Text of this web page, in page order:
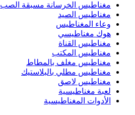
مغناطيس الخرسانة مسبقة الصب
مغناطيس الصيد
وعاء المغناطيس
هوك مغناطيسي
مغناطيس القناة
مغناطيس المكتب
مغناطيس مغلف بالمطاط
مغناطيس مطلي بالبلاستيك
مغناطيس لاصق
لعبة مغناطيسية
الأدوات المغناطيسية